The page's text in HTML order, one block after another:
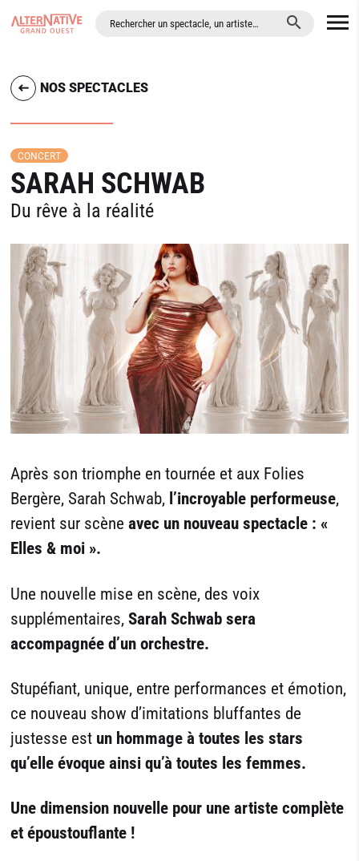
NOS SPECTACLES
CONCERT
SARAH SCHWAB
Du rêve à la réalité
Après son triomphe en tournée et aux Folies
Bergère, Sarah Schwab, l’incroyable performeuse,
revient sur scèneavec un nouveau spectacle : «
Elles & moi ».
Une nouvelle mise en scène, des voix
supplémentaires,Sarah Schwab sera
accompagnée d’un orchestre.
Stupéfiant, unique, entre performances et émotion,
ce nouveau show d’imitations bluffantes de
justesse est un hommage à toutes les stars
qu’elle évoque ainsi qu’à toutes les femmes.
Une dimension nouvelle pour une artiste complète
et époustouflante !